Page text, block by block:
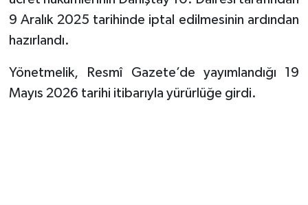
9 Aralık 2025 tarihinde iptal edilmesinin ardından
hazırlandı.
Yönetmelik, Resmî Gazete’de yayımlandığı 19
Mayıs 2026 tarihi itibarıyla yürürlüğe girdi.